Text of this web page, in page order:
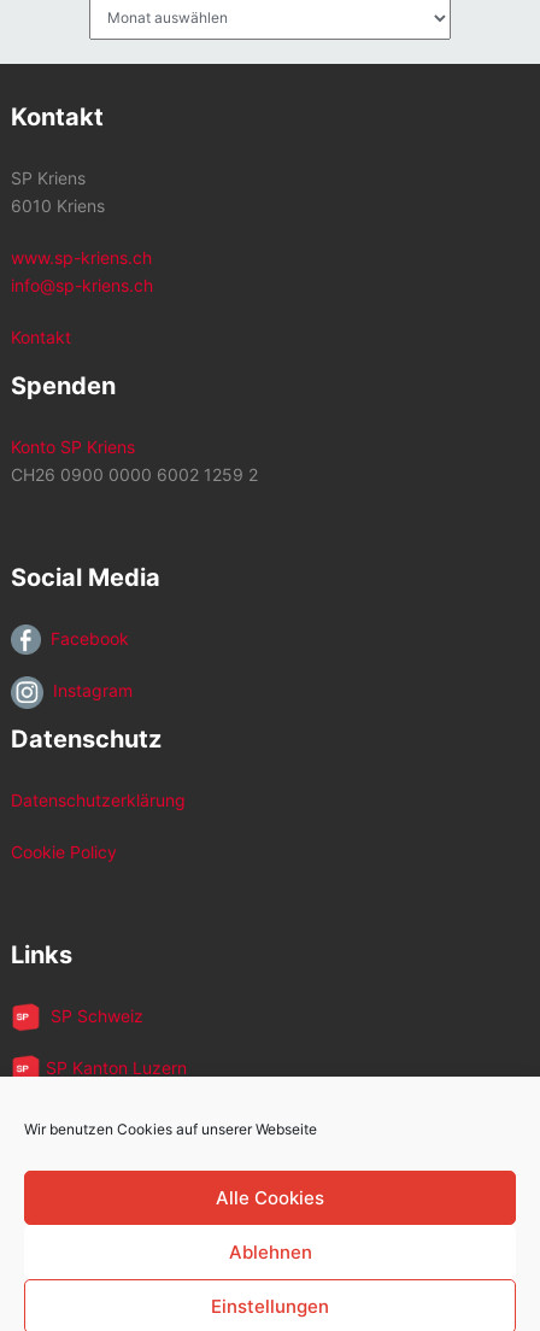
Wir benutzen Cookies auf unserer Webseite
Alle Cookies
Ablehnen
Einstellungen
Kontakt
SP Kriens
6010 Kriens
www.sp-kriens.ch
info@sp-kriens.ch
Kontakt
Spenden
Konto SP Kriens
CH26 0900 0000 6002 1259 2
Social Media
Facebook
Instagram
Datenschutz
Datenschutzerklärung
Cookie Policy
Links
SP Schweiz
SP Kanton Luzern
JUSO Luzern
SP MigrantInnen
SP 60+